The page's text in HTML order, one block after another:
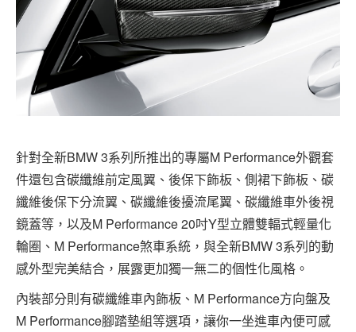
針對全新BMW 3系列所推出的專屬M Performance外觀套
件還包含碳纖維前定風翼、後保下飾板、側裙下飾板、碳
纖維後保下分流翼、碳纖維後擾流尾翼、碳纖維車外後視
鏡蓋等，以及M Performance 20吋Y型立體雙輻式輕量化
輪圈、M Performance煞車系統，與全新BMW 3系列的動
感外型完美結合，展露更加獨一無二的個性化風格。
內裝部分則有碳纖維車內飾板、M Performance方向盤及
M Performance腳踏墊組等選項，讓你一坐進車內便可感